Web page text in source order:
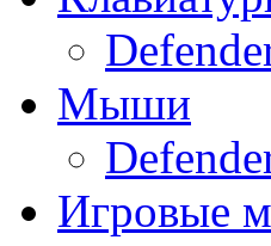
Мыши
Игровые